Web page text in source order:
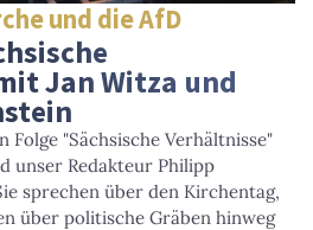
und die AfD
Jan Witza und
Folge "Sächsische Verhältnisse"
unser Redakteur Philipp
sprechen über den Kirchentag,
über politische Gräben hinweg